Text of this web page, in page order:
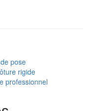
pose
rigide
professionnel